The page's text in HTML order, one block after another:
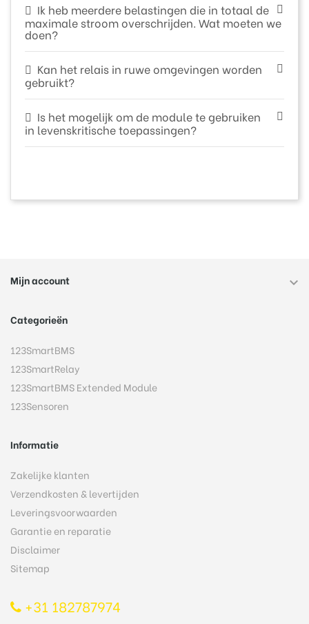
Ik heb meerdere belastingen die in totaal de
maximale stroom overschrijden. Wat moeten we
doen?
Kan het relais in ruwe omgevingen worden
gebruikt?
Is het mogelijk om de module te gebruiken
in levenskritische toepassingen?
Mijn account 
Categorieën
123SmartBMS
123SmartRelay
123SmartBMS Extended Module
123Sensoren
Informatie
Zakelijke klanten
Verzendkosten & levertijden
Leveringsvoorwaarden
Garantie en reparatie
Disclaimer
Sitemap
+31 182787974